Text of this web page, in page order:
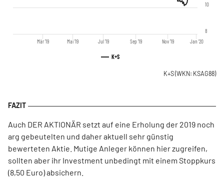
K+S
Mär '19 Mai '19 Jul '19 Sep '19 Nov '19 Jan '20
8
10
K+S(WKN: KSAG88)
Auch DER AKTIONÄR setzt auf eine Erholung der 2019 noch
arg gebeutelten und daher aktuell sehr günstig
bewerteten Aktie. Mutige Anleger können hier zugreifen,
sollten aber ihr Investment unbedingt mit einem Stoppkurs
(8,50 Euro) absichern.